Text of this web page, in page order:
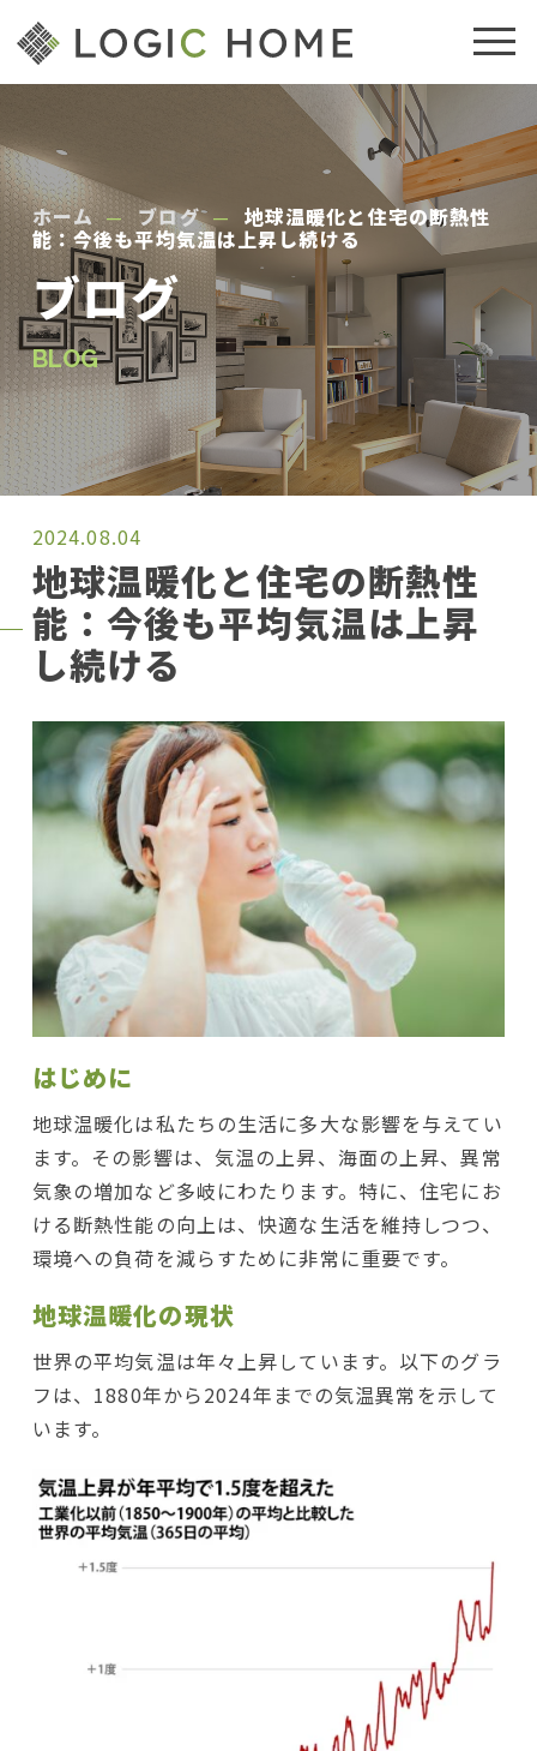
ホーム ブログ 地球温暖化と住宅の断熱性
能：今後も平均気温は上昇し続ける
ブログ
BLOG
2024.08.04
地球温暖化と住宅の断熱性
能：今後も平均気温は上昇
し続ける
はじめに
地球温暖化は私たちの生活に多大な影響を与えてい
ます。その影響は、気温の上昇、海面の上昇、異常
気象の増加など多岐にわたります。特に、住宅にお
ける断熱性能の向上は、快適な生活を維持しつつ、
環境への負荷を減らすために非常に重要です。
地球温暖化の現状
世界の平均気温は年々上昇しています。以下のグラ
フは、1880年から2024年までの気温異常を示して
います。